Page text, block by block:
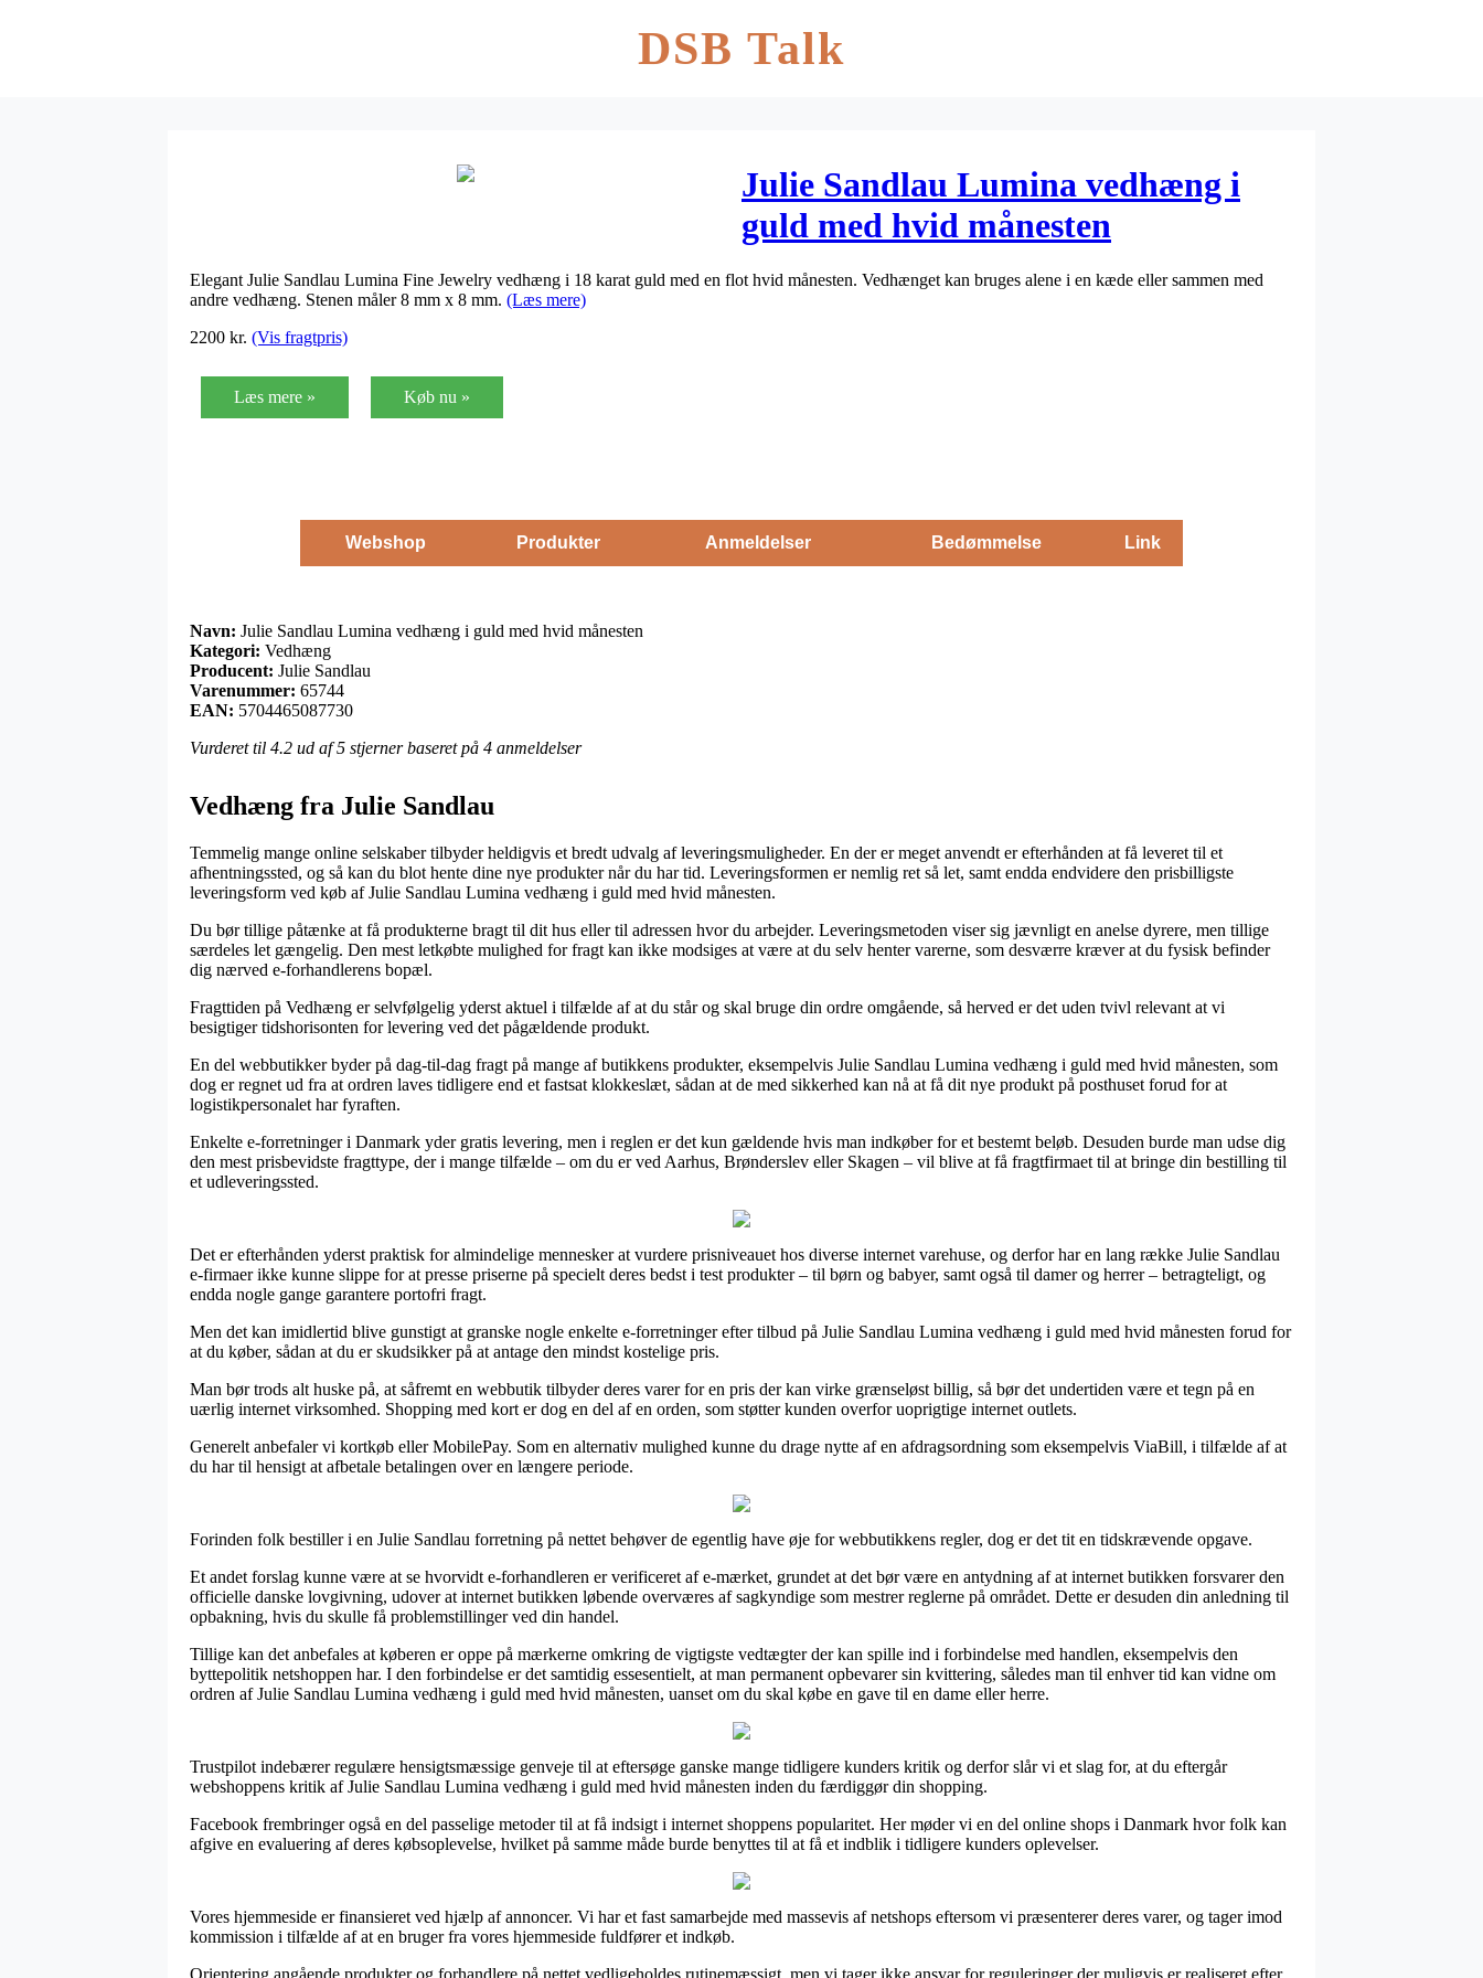
DSB Talk
Julie Sandlau Lumina vedhæng i
guld med hvid månesten
Elegant Julie Sandlau Lumina Fine Jewelry vedhæng i 18 karat guld med en flot hvid månesten. Vedhænget kan bruges alene i en kæde eller sammen med
andre vedhæng. Stenen måler 8 mm x 8 mm. (Læs mere)
2200 kr. (Vis fragtpris)
Læs mere » Køb nu »
Webshop Produkter Anmeldelser Bedømmelse Link
Navn: Julie Sandlau Lumina vedhæng i guld med hvid månesten
Kategori: Vedhæng
Producent: Julie Sandlau
Varenummer: 65744
EAN: 5704465087730
Vurderet til 4.2 ud af 5 stjerner baseret på 4 anmeldelser
Vedhæng fra Julie Sandlau
Temmelig mange online selskaber tilbyder heldigvis et bredt udvalg af leveringsmuligheder. En der er meget anvendt er efterhånden at få leveret til et
afhentningssted, og så kan du blot hente dine nye produkter når du har tid. Leveringsformen er nemlig ret så let, samt endda endvidere den prisbilligste
leveringsform ved køb af Julie Sandlau Lumina vedhæng i guld med hvid månesten.
Du bør tillige påtænke at få produkterne bragt til dit hus eller til adressen hvor du arbejder. Leveringsmetoden viser sig jævnligt en anelse dyrere, men tillige
særdeles let gængelig. Den mest letkøbte mulighed for fragt kan ikke modsiges at være at du selv henter varerne, som desværre kræver at du fysisk befinder
dig nærved e-forhandlerens bopæl.
Fragttiden på Vedhæng er selvfølgelig yderst aktuel i tilfælde af at du står og skal bruge din ordre omgående, så herved er det uden tvivl relevant at vi
besigtiger tidshorisonten for levering ved det pågældende produkt.
En del webbutikker byder på dag-til-dag fragt på mange af butikkens produkter, eksempelvis Julie Sandlau Lumina vedhæng i guld med hvid månesten, som
dog er regnet ud fra at ordren laves tidligere end et fastsat klokkeslæt, sådan at de med sikkerhed kan nå at få dit nye produkt på posthuset forud for at
logistikpersonalet har fyraften.
Enkelte e-forretninger i Danmark yder gratis levering, men i reglen er det kun gældende hvis man indkøber for et bestemt beløb. Desuden burde man udse dig
den mest prisbevidste fragttype, der i mange tilfælde – om du er ved Aarhus, Brønderslev eller Skagen – vil blive at få fragtfirmaet til at bringe din bestilling til
et udleveringssted.
Det er efterhånden yderst praktisk for almindelige mennesker at vurdere prisniveauet hos diverse internet varehuse, og derfor har en lang række Julie Sandlau
e-firmaer ikke kunne slippe for at presse priserne på specielt deres bedst i test produkter – til børn og babyer, samt også til damer og herrer – betragteligt, og
endda nogle gange garantere portofri fragt.
Men det kan imidlertid blive gunstigt at granske nogle enkelte e-forretninger efter tilbud på Julie Sandlau Lumina vedhæng i guld med hvid månesten forud for
at du køber, sådan at du er skudsikker på at antage den mindst kostelige pris.
Man bør trods alt huske på, at såfremt en webbutik tilbyder deres varer for en pris der kan virke grænseløst billig, så bør det undertiden være et tegn på en
uærlig internet virksomhed. Shopping med kort er dog en del af en orden, som støtter kunden overfor uoprigtige internet outlets.
Generelt anbefaler vi kortkøb eller MobilePay. Som en alternativ mulighed kunne du drage nytte af en afdragsordning som eksempelvis ViaBill, i tilfælde af at
du har til hensigt at afbetale betalingen over en længere periode.
Forinden folk bestiller i en Julie Sandlau forretning på nettet behøver de egentlig have øje for webbutikkens regler, dog er det tit en tidskrævende opgave.
Et andet forslag kunne være at se hvorvidt e-forhandleren er verificeret af e-mærket, grundet at det bør være en antydning af at internet butikken forsvarer den
officielle danske lovgivning, udover at internet butikken løbende overværes af sagkyndige som mestrer reglerne på området. Dette er desuden din anledning til
opbakning, hvis du skulle få problemstillinger ved din handel.
Tillige kan det anbefales at køberen er oppe på mærkerne omkring de vigtigste vedtægter der kan spille ind i forbindelse med handlen, eksempelvis den
byttepolitik netshoppen har. I den forbindelse er det samtidig essesentielt, at man permanent opbevarer sin kvittering, således man til enhver tid kan vidne om
ordren af Julie Sandlau Lumina vedhæng i guld med hvid månesten, uanset om du skal købe en gave til en dame eller herre.
Trustpilot indebærer regulære hensigtsmæssige genveje til at eftersøge ganske mange tidligere kunders kritik og derfor slår vi et slag for, at du eftergår
webshoppens kritik af Julie Sandlau Lumina vedhæng i guld med hvid månesten inden du færdiggør din shopping.
Facebook frembringer også en del passelige metoder til at få indsigt i internet shoppens popularitet. Her møder vi en del online shops i Danmark hvor folk kan
afgive en evaluering af deres købsoplevelse, hvilket på samme måde burde benyttes til at få et indblik i tidligere kunders oplevelser.
Vores hjemmeside er finansieret ved hjælp af annoncer. Vi har et fast samarbejde med massevis af netshops eftersom vi præsenterer deres varer, og tager imod
kommission i tilfælde af at en bruger fra vores hjemmeside fuldfører et indkøb.
Orientering angående produkter og forhandlere på nettet vedligeholdes rutinemæssigt, men vi tager ikke ansvar for reguleringer der muligvis er realiseret efter